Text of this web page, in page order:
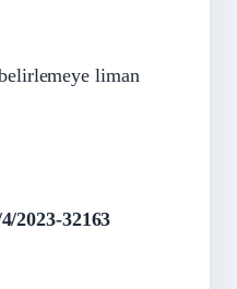
liman
2023-32163